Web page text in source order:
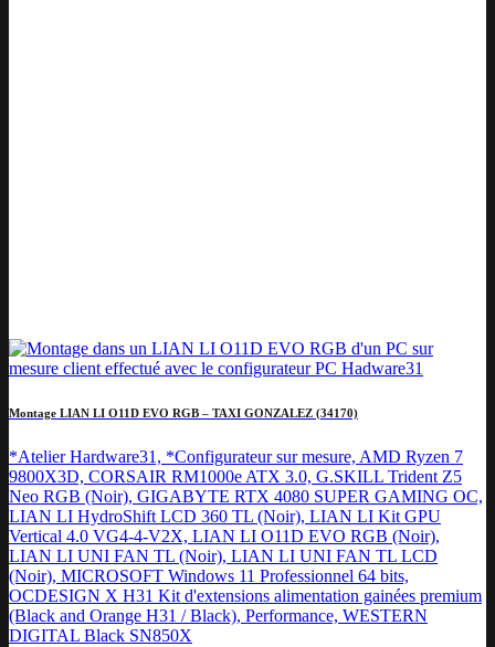
Montage LIAN LI O11D EVO RGB – TAXI GONZALEZ (34170)
*Atelier Hardware31, *Configurateur sur mesure, AMD Ryzen 7
9800X3D, CORSAIR RM1000e ATX 3.0, G.SKILL Trident Z5
Neo RGB (Noir), GIGABYTE RTX 4080 SUPER GAMING OC,
LIAN LI HydroShift LCD 360 TL (Noir), LIAN LI Kit GPU
Vertical 4.0 VG4-4-V2X, LIAN LI O11D EVO RGB (Noir),
LIAN LI UNI FAN TL (Noir), LIAN LI UNI FAN TL LCD
(Noir), MICROSOFT Windows 11 Professionnel 64 bits,
OCDESIGN X H31 Kit d'extensions alimentation gainées premium
(Black and Orange H31 / Black), Performance, WESTERN
DIGITAL Black SN850X